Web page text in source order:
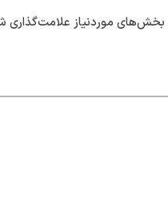
بخش‌های موردنیاز علامت‌گذاری